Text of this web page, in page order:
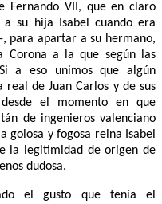
Fernando VII, que en claro
su hija Isabel cuando era
para apartar a su hermano,
Corona a la que según las
a eso unimos que algún
real de Juan Carlos y de sus
desde el momento en que
de ingenieros valenciano
golosa y fogosa reina Isabel
la legitimidad de origen de
dudosa.
el gusto que tenía el